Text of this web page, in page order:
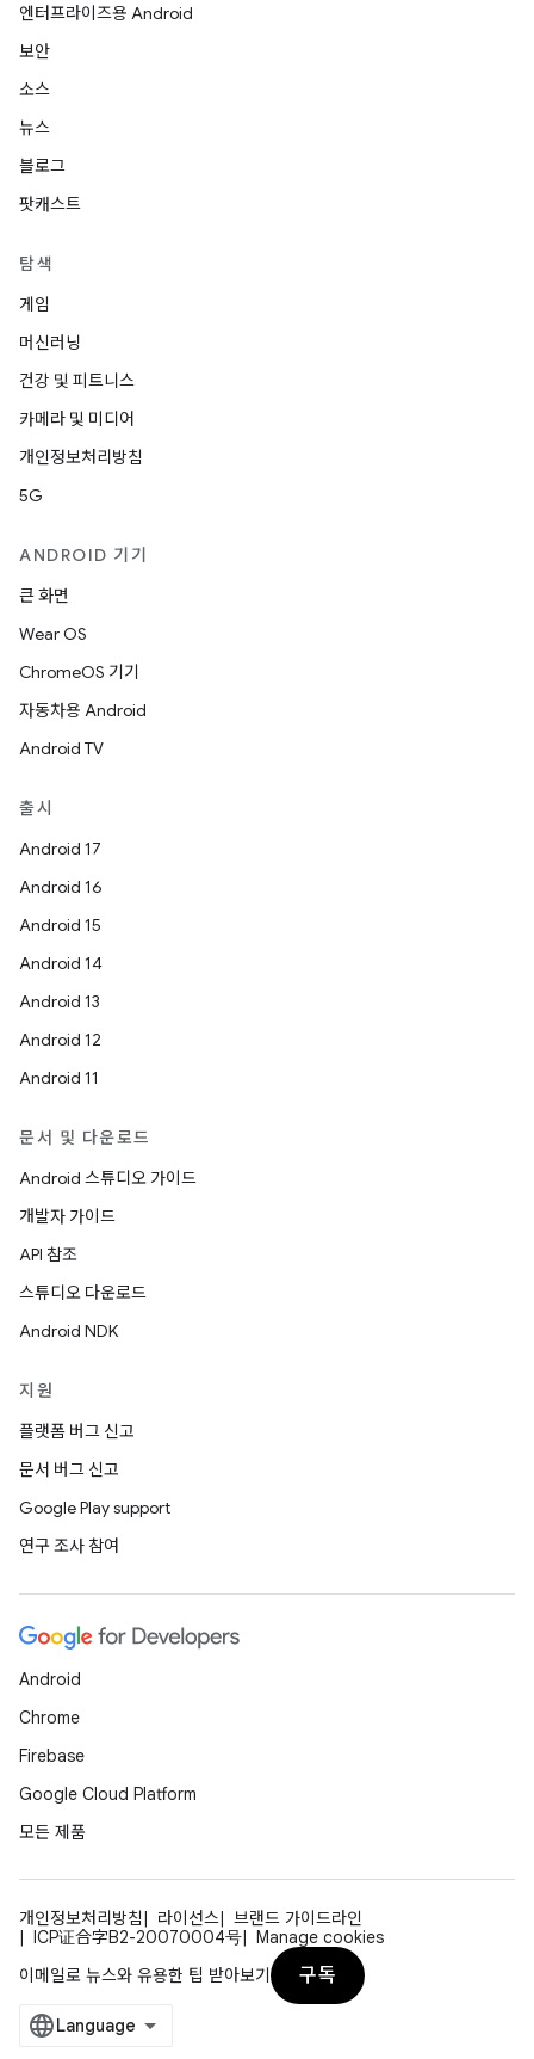
엔터프라이즈용 Android
보안
소스
뉴스
블로그
팟캐스트
탐색
게임
머신러닝
건강 및 피트니스
카메라 및 미디어
개인정보처리방침
5G
ANDROID 기기
큰 화면
Wear OS
ChromeOS 기기
자동차용 Android
Android TV
출시
Android 17
Android 16
Android 15
Android 14
Android 13
Android 12
Android 11
문서 및 다운로드
Android 스튜디오 가이드
개발자 가이드
API 참조
스튜디오 다운로드
Android NDK
지원
플랫폼 버그 신고
문서 버그 신고
Google Play support
연구 조사 참여
Android
Chrome
Firebase
Google Cloud Platform
모든 제품
개인정보처리방침 라이선스
브랜드 가이드라인
ICP证合字B2-20070004号
Manage cookies
이메일로 뉴스와 유용한 팁 받아보기
구독